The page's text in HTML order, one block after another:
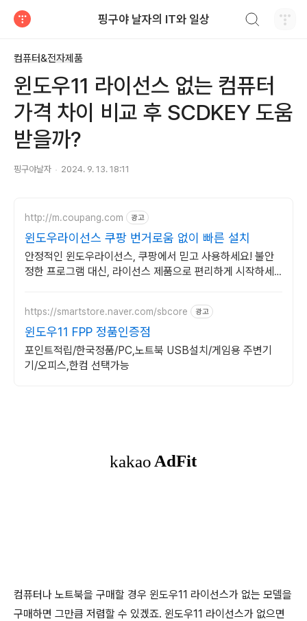
핑구야 날자의 IT와 일상
컴퓨터&전자제품
윈도우11 라이선스 없는 컴퓨터
가격 차이 비교 후 SCDKEY 도움
받을까?
핑구야날자 2024. 9. 13. 18:11
http://m.coupang.com 광고
윈도우라이선스 쿠팡 번거로움 없이 빠른 설치
안정적인 윈도우라이선스, 쿠팡에서 믿고 사용하세요! 불안
정한 프로그램 대신, 라이선스 제품으로 편리하게 시작하세
https://smartstore.naver.com/sbcore 광고
윈도우11 FPP 정품인증점
포인트적립/한국정품/PC,노트북 USB설치/게임용 주변기
기/오피스,한컴 선택가능
컴퓨터나 노트북을 구매할 경우 윈도우11 라이선스가 없는 모델을
구매하면 그만큼 저렴할 수 있겠죠. 윈도우11 라이선스가 없으면